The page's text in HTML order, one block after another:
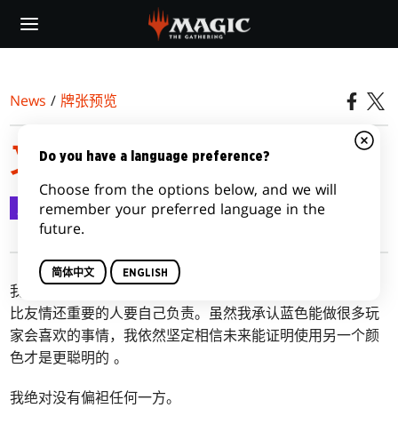
main
News / 牌张预览
又到了打持久战的时候
牌张预览 2021-03-04
我知道上周我讲了蓝色很多好话
比友情还重要的人要自己负责。虽然我承认蓝色能做很多玩
家会喜欢的事情，我依然坚定相信未来能证明使用另一个颜
色才是更聪明的 。
我绝对没有偏袒任何一方。
Do you have a language preference?
Choose from the options below, and we will
remember your preferred language in the
future.
简体中文 ENGLISH